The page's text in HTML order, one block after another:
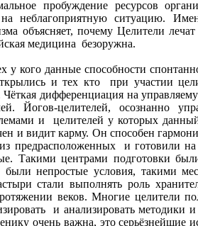
пробуждение ресурсов
неблагоприятную ситуацию.
объясняет, почему Целители
медицина безоружна.
у кого данные способности
и тех кто при участии
дифференциация на
Йогов-целителей, осознанно
и целителей у которых
и видит карму. Он способен
предрасположенных и готовили
Такими центрами подготовки
были непростые условия, такими
стали выполнять роль
веков. Многие целители
и анализировать методики
очень важна, это серьёзнейшие